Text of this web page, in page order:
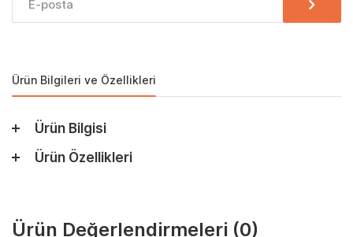
Ürün Bilgileri ve Özellikleri
Ürün Bilgisi
Ürün Özellikleri
Ürün Değerlendirmeleri (0)